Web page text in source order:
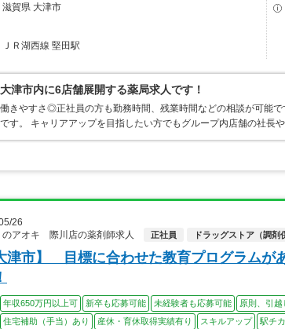
滋賀県 大津市
ＪＲ湖西線 堅田駅
大津市内に6店舗展開する薬局求人です！
働きやすさ◎正社員の方も勤務時間、残業時間などの相談が可能
です。 キャリアアップを目指したい方でもグループ内店舗の社長
26
のアオキ 際川店の薬剤師求人
正社員 ドラッグストア（調剤
津市】 目標に合わせた教育プログラムが
年収650万円以上可 新卒も応募可能 未経験者も応募可能 原則、引越
住宅補助（手当）あり
産休・育休取得実績有り スキルアップ 駅チカ